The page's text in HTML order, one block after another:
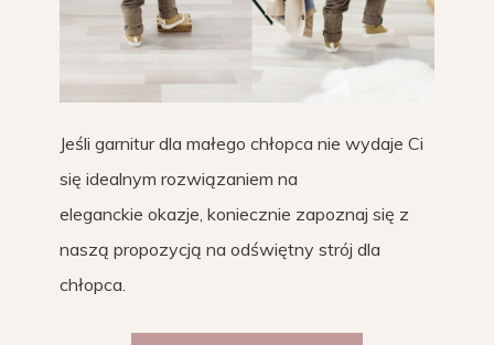
Jeśli garnitur dla małego chłopca nie wydaje Ci
się idealnym rozwiązaniem na
eleganckie okazje, koniecznie zapoznaj się z
naszą propozycją na odświętny strój dla
chłopca.